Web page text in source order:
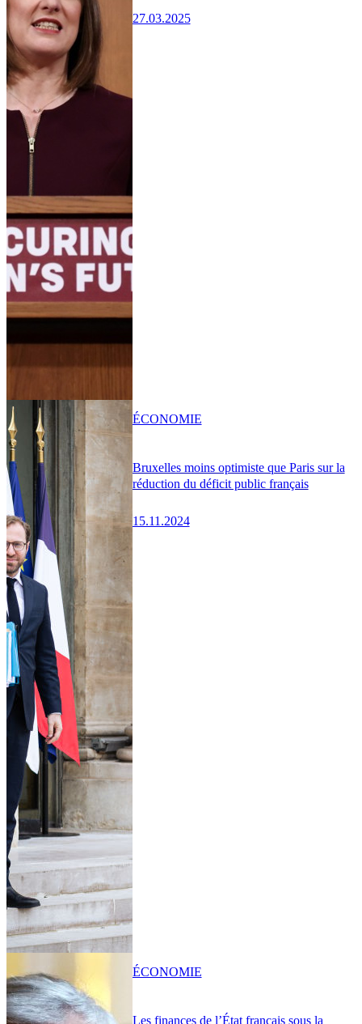
27.03.2025
Bruxelles moins optimiste que Paris sur la
réduction du déficit public français
15.11.2024
ÉCONOMIE
Les finances de l’État français sous la
ÉCONOMIE